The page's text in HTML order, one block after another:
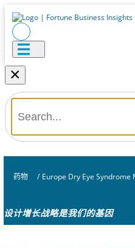
×
药物 / Europe Dry Eye Syndrome
设计增长战略是我们的基因